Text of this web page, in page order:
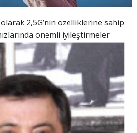
2,5G’nin özelliklerine sahip
önemli iyileştirmeler